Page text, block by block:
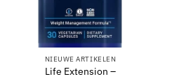
NIEUWE ARTIKELEN
Life Extension –